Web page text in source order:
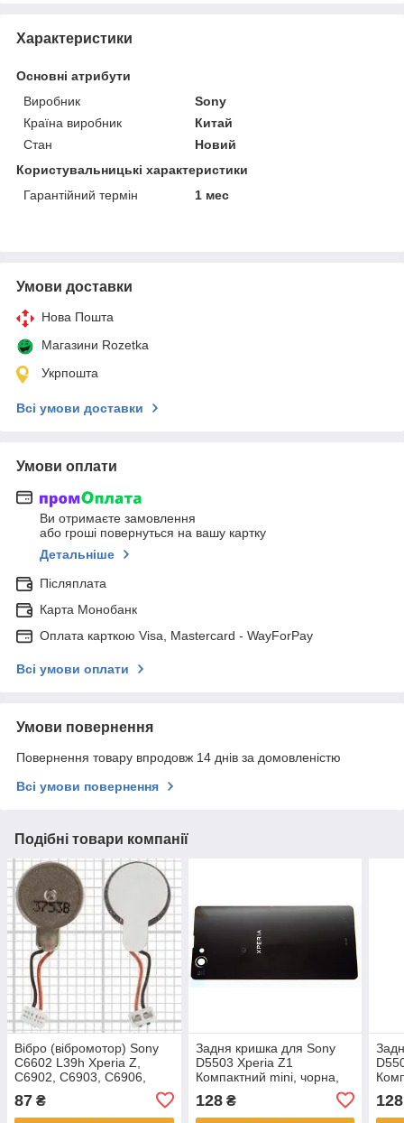
Характеристики
Основні атрибути
Виробник
Sony
Країна виробник
Китай
Стан
Новий
Користувальницькі характеристики
Гарантійний термін
1 мес
Умови доставки
Нова Пошта
Магазини Rozetka
Укрпошта
Всі умови доставки
Умови оплати
Ви отримаєте замовлення
або гроші повернуться на вашу картку
Детальніше
Післяплата
Карта Монобанк
Оплата карткою Visa, Mastercard - WayForPay
Всі умови оплати
Умови повернення
Повернення товару впродовж 14 днів за домовленістю
Всі умови повернення
Подібні товари компанії
Вібро (вібромотор) Sony
C6602 L39h Xperia Z,
C6902, C6903, C6906,
87 ₴
Задня кришка для Sony
D5503 Xperia Z1
Компактний mini, чорна,
128₴ 128